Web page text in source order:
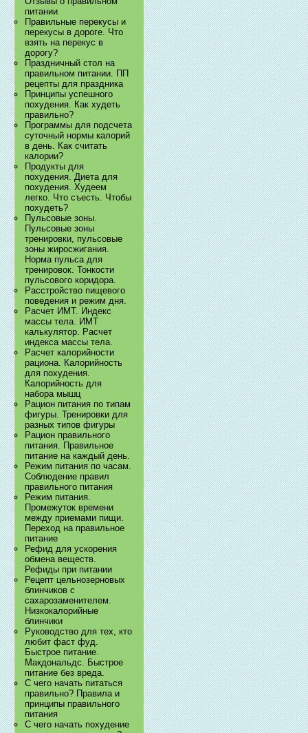
питании
Правильные перекусы и
перекусы в дороге. Что
взять на перекус в
дорогу?
Праздничный стол на
правильном питании. ПП
рецепты для праздника
Принципы успешного
похудения. Как худеть
правильно?
Программы для подсчета
суточный нормы калорий
в день. Как считать
калории?
Продукты для
похудения. Диета для
похудения. Худеем
легко. Что съесть. Чтобы
похудеть?
Пульсовые зоны.
Пульсовые зоны
тренировки, пульсовые
зоны жиросжигания.
Норма пульса для
тренировок. Тонкости
пульсового коридора.
Расстройство пищевого
поведения и режим дня.
Расчет ИМТ. Индекс
массы тела. ИМТ
калькулятор. Расчет
индекса массы тела.
Расчет калорийности
рациона. Калорийность
для похудения.
Калорийность для
набора мышц
Рацион питания по типам
фигуры. Тренировки для
разных типов фигуры
Рацион правильного
питания. Правильное
питание на каждый день.
Режим питания по часам.
Соблюдение правил
правильного питания
Режим питания.
Промежуток времени
между приемами пищи.
Переход на правильное
питание
Рефид для ускорения
обмена веществ.
Рефиды при питании
Рецепт цельнозерновых
блинчиков с
сахарозаменителем.
Низкокалорийные
блинчики
Руководство для тех, кто
любит фаст фуд.
Быстрое питание.
Макдональдс. Быстрое
питание без вреда.
С чего начать питаться
правильно? Правила и
принципы правильного
питания
С чего начать похудение